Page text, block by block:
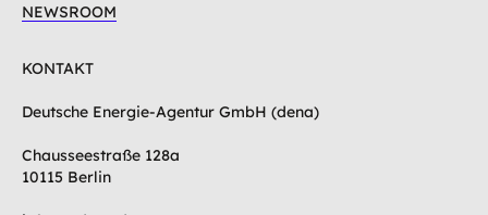
NEWSROOM
KONTAKT
Deutsche Energie-Agentur GmbH (dena)
Chausseestraße 128a
10115 Berlin